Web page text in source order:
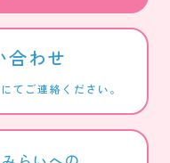
合わせ
てご連絡ください。